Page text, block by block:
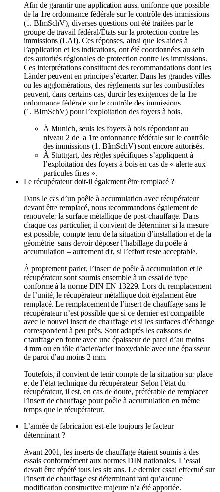
Afin de garantir une application aussi uniforme que possible
de la 1re ordonnance fédérale sur le contrôle des immissions
(1. BImSchV), diverses questions ont été traitées par le
groupe de travail fédéral/États sur la protection contre les
immissions (LAI). Ces réponses, ainsi que les aides à
l’application et les indications, ont été coordonnées au sein
des autorités régionales de protection contre les immissions.
Ces interprétations constituent des recommandations dont les
Länder peuvent en principe s’écarter. Dans les grandes villes
ou les agglomérations, des règlements sur les combustibles
peuvent, dans certains cas, durcir les exigences de la 1re
ordonnance fédérale sur le contrôle des immissions
(1. BImSchV) pour l’exploitation des foyers à bois.
À Munich, seuls les foyers à bois répondant au
niveau 2 de la 1re ordonnance fédérale sur le contrôle
des immissions (1. BImSchV) sont encore autorisés.
À Stuttgart, des règles spécifiques s’appliquent à
l’exploitation des foyers à bois en cas de « alerte aux
particules fines ».
Le récupérateur doit‑il également être remplacé ?
Dans le cas d’un poêle à accumulation avec récupérateur
devant être remplacé, nous recommandons également de
renouveler la surface métallique de post‑chauffage. Dans
chaque cas particulier, il convient de déterminer si la mesure
est possible, compte tenu de la situation d’installation et de la
géométrie, sans devoir déposer l’habillage du poêle à
accumulation – autrement dit, si l’effort reste acceptable.
À proprement parler, l’insert de poêle à accumulation et le
récupérateur sont soumis ensemble à un essai de type
conforme à la norme DIN EN 13229. Lors du remplacement
de l’unité, le récupérateur métallique doit également être
remplacé. Le remplacement de l’insert de chauffage sans le
récupérateur n’est possible que si ce dernier est compatible
avec le nouvel insert de chauffage et si les surfaces d’échange
correspondent à peu près. Sont adaptés les caissons de
chauffage en fonte avec une épaisseur de paroi d’au moins
4 mm ou en tôle d’acier/acier inoxydable avec une épaisseur
de paroi d’au moins 2 mm.
Toutefois, il convient de tenir compte de la situation sur place
et de l’état technique du récupérateur. Selon l’état du
récupérateur, il est, en cas de doute, préférable de remplacer
l’insert de chauffage pour poêle à accumulation en même
temps que le récupérateur.
L’année de fabrication est‑elle toujours le facteur
déterminant ?
Avant 2001, les inserts de chauffage étaient soumis à des
essais conformément aux normes DIN nationales. L’essai
devait être répété tous les six ans. Le dernier essai effectué sur
l’insert de chauffage est déterminant tant qu’aucune
modification constructive majeure n’a été apportée.